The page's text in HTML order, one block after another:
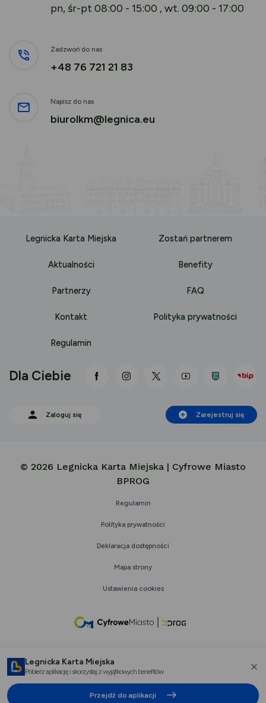
pn, śr-pt 08:00 - 15:00 , wt. 09:00 - 17:00
Zadzwoń do nas
+48 76 721 21 83
Napisz do nas
biurolkm@legnica.eu
Legnicka Karta Miejska Zostań partnerem
Aktualności Benefity
Partnerzy FAQ
Kontakt Polityka prywatności
Regulamin
link otwiera się nowej karcie
link otwiera się nowej karcie
link otwiera się
link otwiera się
Dla Ciebie
Zaloguj się Zarejestruj się
© 2026 Legnicka Karta Miejska | Cyfrowe Miasto
BPROG
Regulamin
Polityka prywatności
Deklaracja dostępności
Mapa strony
Ustawienia cookies
link
nowej
Legnicka Karta Miejska
Pobierz aplikację i skorzystaj z wyjątkowych benefitów
Przejdź do aplikacji